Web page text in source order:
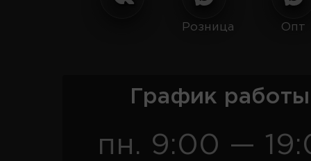
Розница Опт
График
пн. 9:00 —